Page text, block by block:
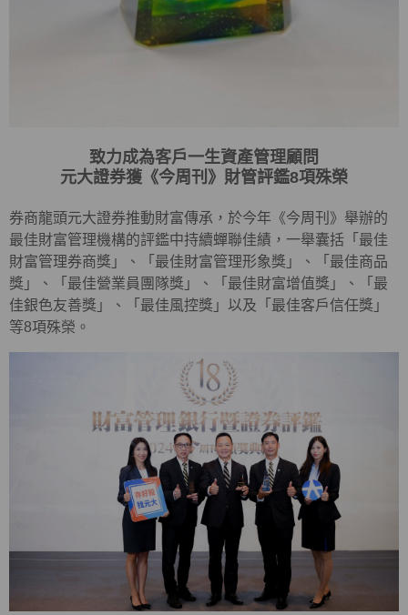
致力成為客戶一生資產管理顧問
元大證券獲《今周刊》財管評鑑8項殊榮
券商龍頭元大證券推動財富傳承，於今年《今周刊》舉辦的
最佳財富管理機構的評鑑中持續蟬聯佳績，一舉囊括「最佳
財富管理券商獎」、「最佳財富管理形象獎」、「最佳商品
獎」、「最佳營業員團隊獎」、「最佳財富增值獎」、「最
佳銀色友善獎」、「最佳風控獎」以及「最佳客戶信任獎」
等8項殊榮。